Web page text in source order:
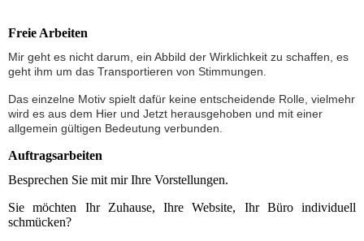
Freie Arbeiten
Mir geht es nicht darum, ein Abbild der Wirklichkeit zu schaffen, es
geht ihm um das Transportieren von Stimmungen.
Das einzelne Motiv spielt dafür keine entscheidende Rolle, vielmehr
wird es aus dem Hier und Jetzt herausgehoben und mit einer
allgemein gültigen Bedeutung verbunden.
Auftragsarbeiten
Besprechen Sie mit mir Ihre Vorstellungen.
Sie möchten Ihr Zuhause, Ihre Website, Ihr Büro individuell
schmücken?